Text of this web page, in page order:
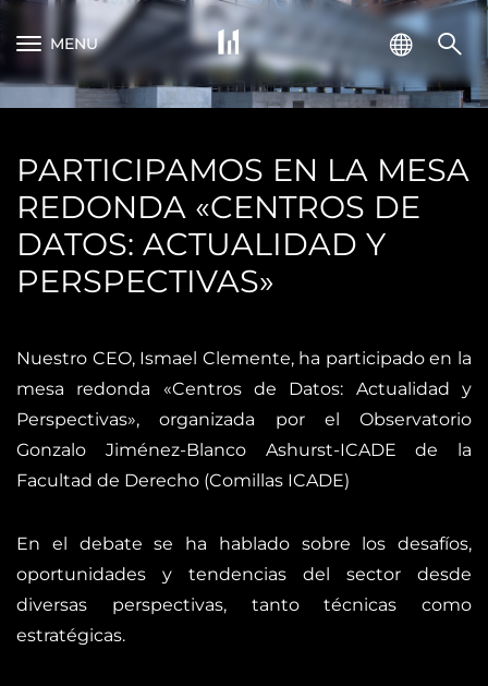
MENU
PARTICIPAMOS EN LA MESA
REDONDA «CENTROS DE
DATOS: ACTUALIDAD Y
PERSPECTIVAS»
Nuestro CEO, Ismael Clemente, ha participado en la
mesa redonda «Centros de Datos: Actualidad y
Perspectivas», organizada por el Observatorio
Gonzalo Jiménez-Blanco Ashurst-ICADE de la
Facultad de Derecho (Comillas ICADE)
En el debate se ha hablado sobre los desafíos,
oportunidades y tendencias del sector desde
diversas perspectivas, tanto técnicas como
estratégicas.